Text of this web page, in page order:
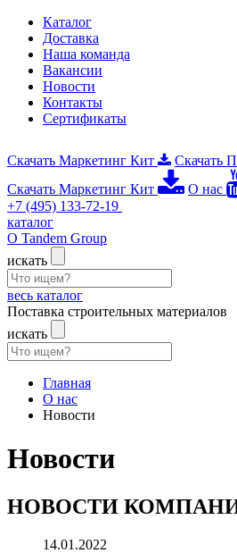
Каталог
Доставка
Наша команда
Вакансии
Новости
Контакты
Сертификаты
Скачать Маркетинг Кит Скачать
Скачать Маркетинг Кит
О нас
+7 (495) 133-72-19
каталог
О Tandem Group
искать
весь каталог
Поставка строительных материалов
искать
Главная
О нас
Новости
Новости
НОВОСТИ
14.01.2022